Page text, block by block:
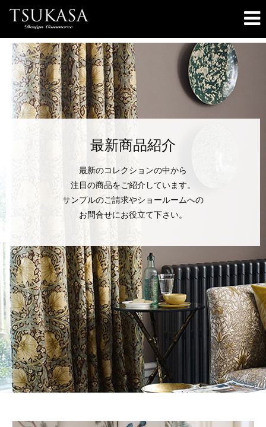
最新商品紹介
最新のコレクションの中から
注目の商品をご紹介しています。
サンプルのご請求やショールームへの
お問合せにお役立て下さい。